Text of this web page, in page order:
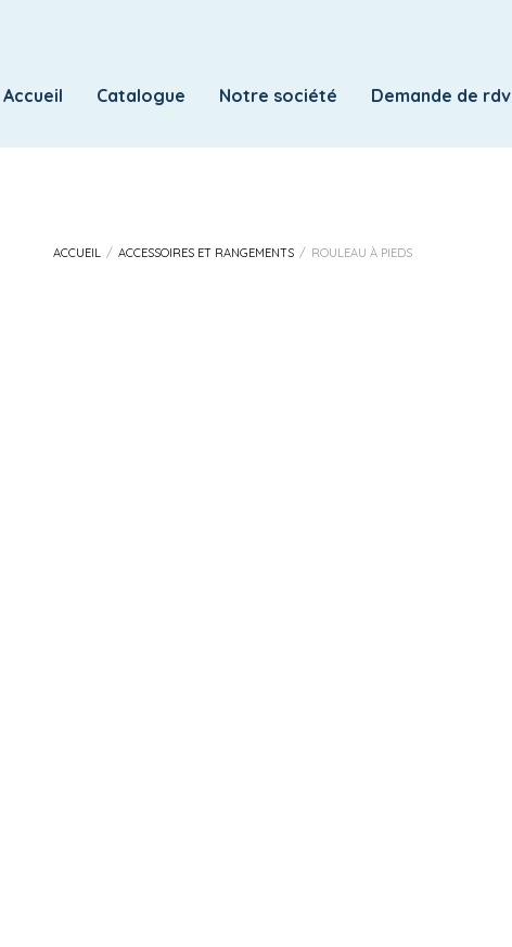
E-MAIL*OBLIGATOIRE
MOT DE PASSE*OBLIGATOIRE
Accueil Catalogue Notre société Demande de rdv
ACCUEIL / ACCESSOIRES ET RANGEMENTS / ROULEAU À PIEDS